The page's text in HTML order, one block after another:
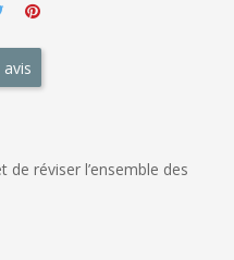
réviser l’ensemble des